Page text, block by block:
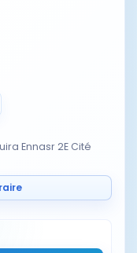
Ennasr 2E Cité